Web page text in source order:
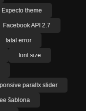
Expecto theme
Facebook API 2.7
fatal error
font size
parallx slider
šablona